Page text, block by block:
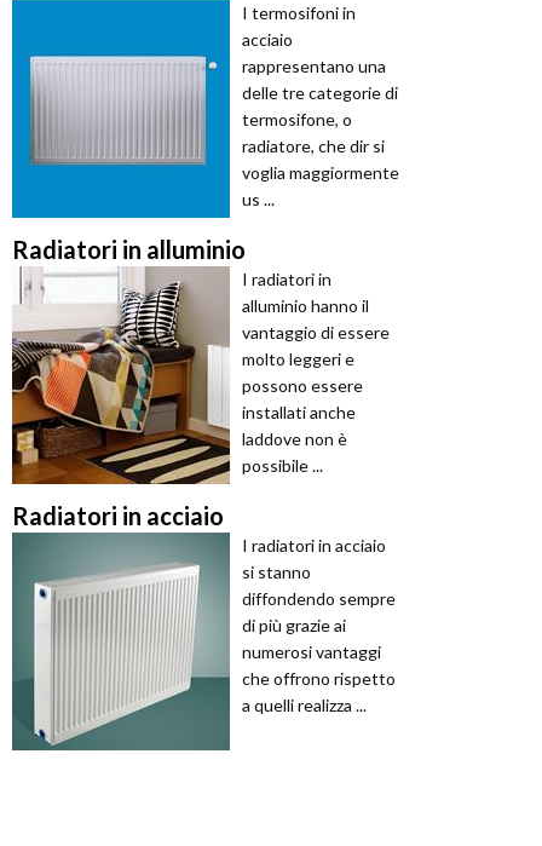
I termosifoni in
acciaio
rappresentano una
delle tre categorie di
termosifone, o
radiatore, che dir si
voglia maggiormente
us ...
Radiatori in alluminio
I radiatori in
alluminio hanno il
vantaggio di essere
molto leggeri e
possono essere
installati anche
laddove non è
possibile ...
Radiatori in acciaio
I radiatori in acciaio
si stanno
diffondendo sempre
di più grazie ai
numerosi vantaggi
che offrono rispetto
a quelli realizza ...